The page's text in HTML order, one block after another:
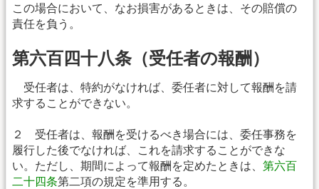
この場合において、なお損害があるときは、その賠償の
責任を負う。
第六百四十八条（受任者の報酬）
受任者は、特約がなければ、委任者に対して報酬を請
求することができない。
２ 受任者は、報酬を受けるべき場合には、委任事務を
履行した後でなければ、これを請求することができな
い。ただし、期間によって報酬を定めたときは、 第六百
二十四条第二項の規定を準用する。